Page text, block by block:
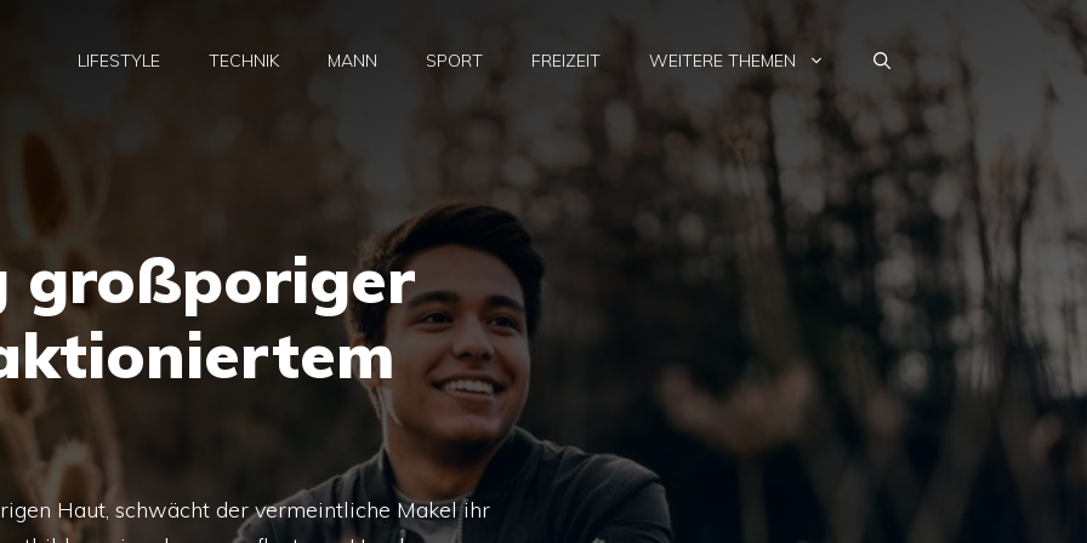
LIFESTYLE TECHNIK MANN SPORT FREIZEIT WEITERE THEMEN
großporiger
Haut, schwächt der vermeintliche Makel ihr